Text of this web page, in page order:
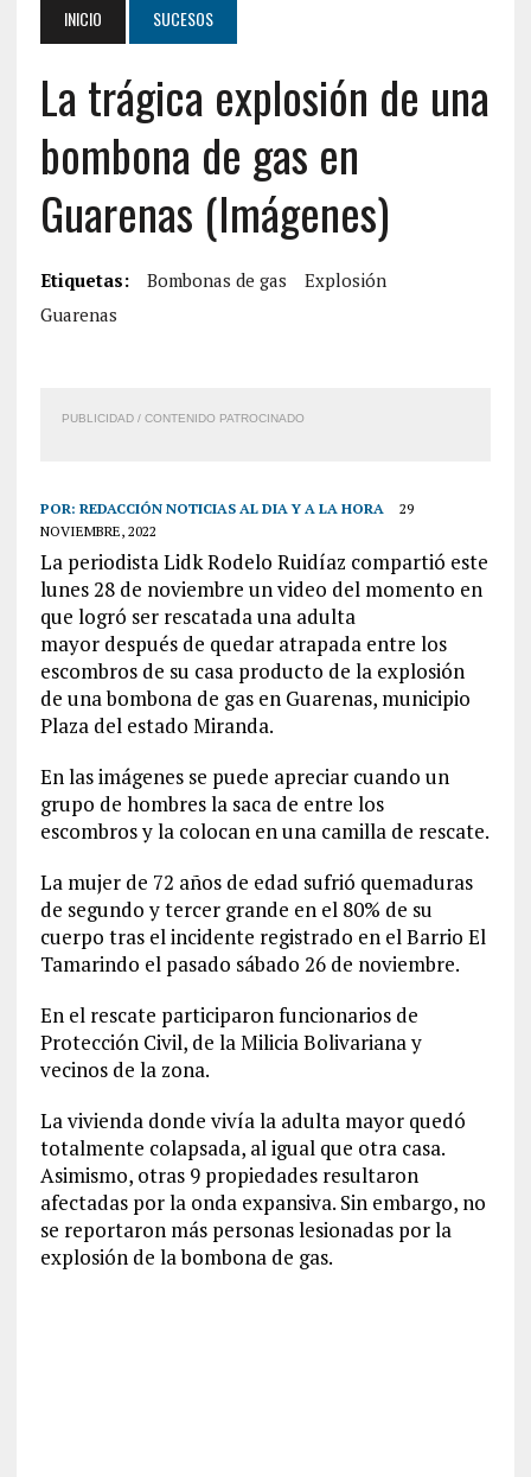
INICIO SUCESOS
La trágica explosión de una
bombona de gas en
Guarenas (Imágenes)
Etiquetas: Bombonas de gas
Explosión
Guarenas
PUBLICIDAD / CONTENIDO PATROCINADO
POR: REDACCIÓN NOTICIAS AL DIA Y A LA HORA
29
NOVIEMBRE, 2022
La periodista Lidk Rodelo Ruidíaz compartió este
lunes 28 de noviembre un video del momento en
que logró ser rescatada una adulta
mayor después de quedar atrapada entre los
escombros de su casa producto de la explosión
de una bombona de gas en Guarenas, municipio
Plaza del estado Miranda.
En las imágenes se puede apreciar cuando un
grupo de hombres la saca de entre los
escombros y la colocan en una camilla de rescate.
La mujer de 72 años de edad sufrió quemaduras
de segundo y tercer grande en el 80% de su
cuerpo tras el incidente registrado en el Barrio El
Tamarindo el pasado sábado 26 de noviembre.
En el rescate participaron funcionarios de
Protección Civil, de la Milicia Bolivariana y
vecinos de la zona.
La vivienda donde vivía la adulta mayor quedó
totalmente colapsada, al igual que otra casa.
Asimismo, otras 9 propiedades resultaron
afectadas por la onda expansiva. Sin embargo, no
se reportaron más personas lesionadas por la
explosión de la bombona de gas.